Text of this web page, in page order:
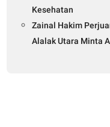
Kesehatan
Zainal Hakim
Alalak Utara Minta